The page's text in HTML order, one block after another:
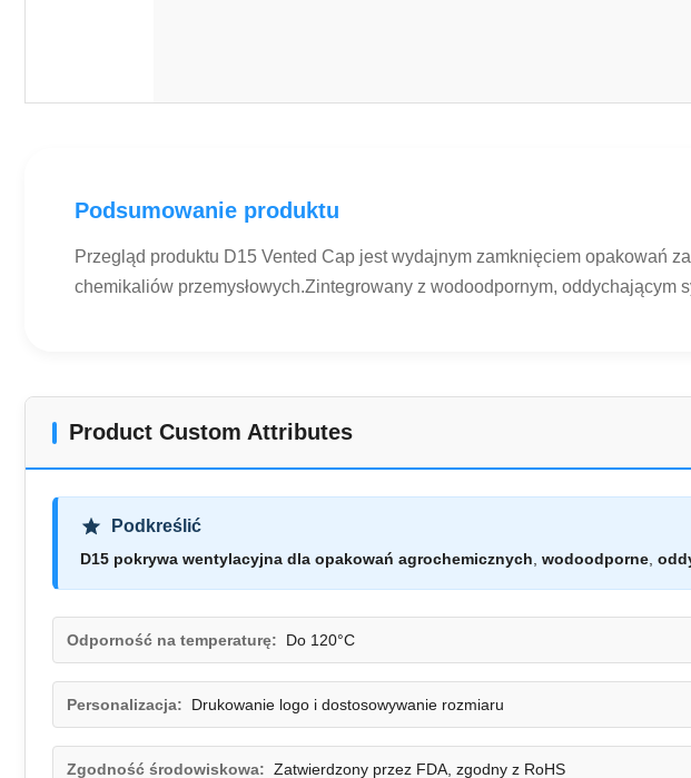
Podsumowanie produktu
Przegląd produktu D15 Vented Cap jest wydajnym zamknięciem opakowań
chemikaliów przemysłowych.Zintegrowany z wodoodpornym,
Product Custom Attributes
Podkreślić
D15 pokrywa wentylacyjna dla opakowań agrochemicznych wodoodporne
Odporność na temperaturę: Do 120°C
Personalizacja: Drukowanie logo i dostosowywanie rozmiaru
Zgodność środowiskowa: Zatwierdzony przez FDA, zgodny z RoHS